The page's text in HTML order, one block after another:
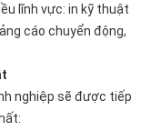
lĩnh vực: in kỹ thuật
cáo chuyển động,
nghiệp sẽ được tiếp